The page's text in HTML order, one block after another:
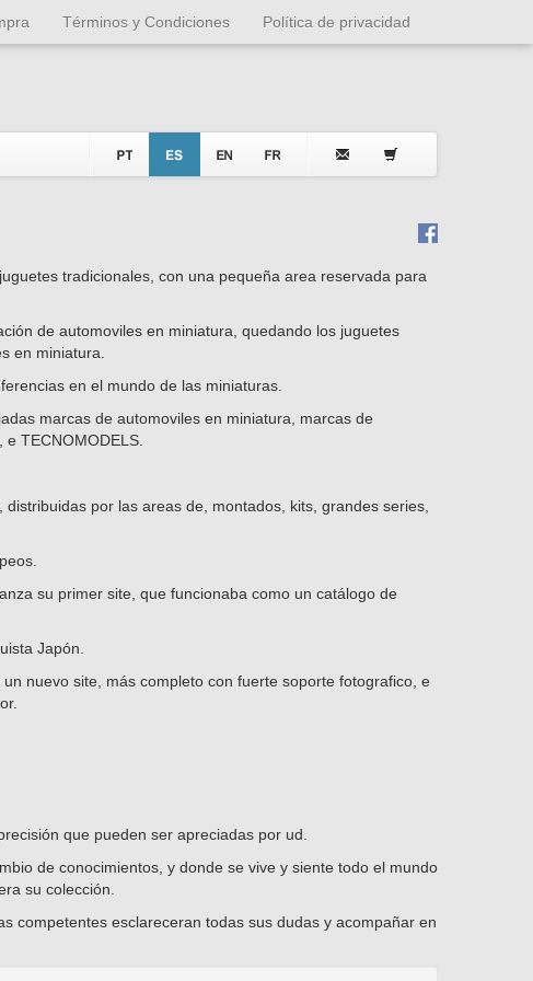
Términos y Condiciones Política de privacidad
tradicionales, con una pequeña area reservada para
de automoviles en miniatura, quedando los juguetes
en miniatura.
en el mundo de las miniaturas.
marcas de automoviles en miniatura, marcas de
TECNOMODELS.
por las areas de, montados, kits, grandes series,
su primer site, que funcionaba como un catálogo de
Japón.
nuevo site, más completo con fuerte soporte fotografico, e
que pueden ser apreciadas por ud.
de conocimientos, y donde se vive y siente todo el mundo
su colección.
competentes esclareceran todas sus dudas y acompañar en